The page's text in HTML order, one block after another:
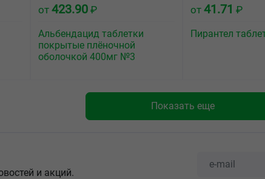
от 423.90 ₽
Альбендацид таблетки
покрытые плёночной
оболочкой 400мг №3
от 41.71 ₽
Пирантел
Показать еще
и акций.